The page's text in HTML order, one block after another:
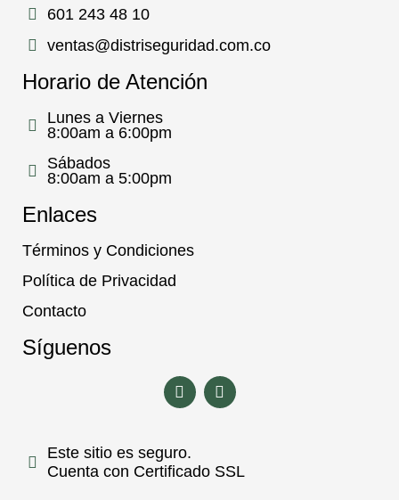
601 243 48 10
ventas@distriseguridad.com.co
Horario de Atención
Lunes a Viernes
8:00am a 6:00pm
Sábados
8:00am a 5:00pm
Enlaces
Términos y Condiciones
Política de Privacidad
Contacto
Síguenos
Este sitio es seguro.
Cuenta con Certificado SSL